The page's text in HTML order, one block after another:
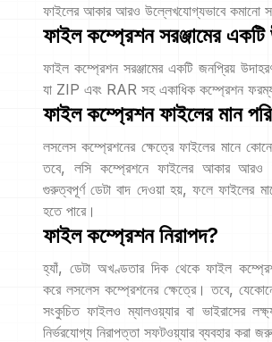
ফাইলের আকার আরও উল্লেখযোগ্যভাবে কমানো
ফাইল কম্প্রেশন সরঞ্জামের
ফাইল কম্প্রেশন সরঞ্জামের একটি জনপ্রিয়
যা ZIP এবং RAR সহ একাধিক কম্প্রেশন
ফাইল কম্প্রেশন ফাইলের মান
লসলেস কম্প্রেশনের ক্ষেত্রে ফাইলের মানে
তবে, লসি কম্প্রেশনে ফাইলের আকার আরও
গুরুত্বপূর্ণ ডেটা বাদ দেওয়া হয়, ফলে ফাইলের
হতে পারে।
ফাইল কম্প্রেশন নিরাপদ?
হ্যাঁ, ডেটা অখণ্ডতার দিক থেকে ফাইল
করে লসলেস কম্প্রেশনের ক্ষেত্রে। তবে,
সংকুচিত ফাইলও ম্যালওয়্যার বা ভাইরাসের
নির্ভরযোগ্য নিরাপত্তা সফটওয়্যার ব্যবহার করা